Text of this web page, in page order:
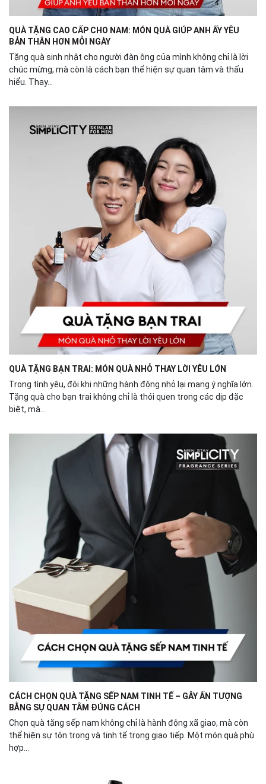
QUÀ TẶNG CAO CẤP CHO NAM: MÓN QUÀ GIÚP ANH ẤY YÊU
BẢN THÂN HƠN MỖI NGÀY
Tặng quà sinh nhật cho người đàn ông của mình không chỉ là lời
chúc mừng, mà còn là cách bạn thể hiện sự quan tâm và thấu
hiểu. Thay...
QUÀ TẶNG BẠN TRAI: MÓN QUÀ NHỎ THAY LỜI YÊU LỚN
Trong tình yêu, đôi khi những hành động nhỏ lại mang ý nghĩa lớn.
Tặng quà cho bạn trai không chỉ là thói quen trong các dịp đặc
biệt, mà...
CÁCH CHỌN QUÀ TẶNG SẾP NAM TINH TẾ – GÂY ẤN TƯỢNG
BẰNG SỰ QUAN TÂM ĐÚNG CÁCH
Chọn quà tặng sếp nam không chỉ là hành động xã giao, mà còn
thể hiện sự tôn trọng và tinh tế trong giao tiếp. Một món quà phù
hợp...